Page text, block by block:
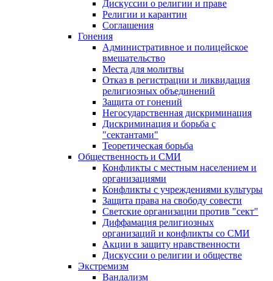
Дискуссии о религии и праве
Религии и карантин
Соглашения
Гонения
Административное и полицейское
вмешательство
Места для молитвы
Отказ в регистрации и ликвидация
религиозных объединений
Защита от гонений
Негосударственная дискриминация
Дискриминация и борьба с
"сектантами"
Теоретическая борьба
Общественность и СМИ
Конфликты с местным населением и
организациями
Конфликты с учреждениями культуры
Защита права на свободу совести
Светские организации против "сект"
Диффамация религиозных
организаций и конфликты со СМИ
Акции в защиту нравственности
Дискуссии о религии и обществе
Экстремизм
Вандализм